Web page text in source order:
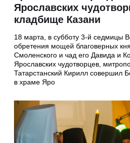
Ярославских
кладбище Казани
18 марта, в субботу 3-й седмицы
обретения мощей благоверных
Смоленского и чад его Давида и
Ярославских чудотворцев,
Татарстанский Кирилл совершил
в храме Яро